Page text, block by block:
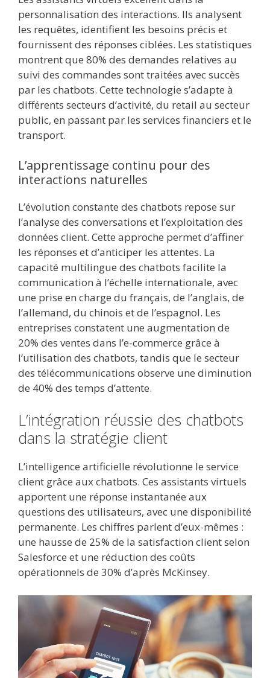
personnalisation des interactions. Ils analysent
les requêtes, identifient les besoins précis et
fournissent des réponses ciblées. Les statistiques
montrent que 80% des demandes relatives au
suivi des commandes sont traitées avec succès
par les chatbots. Cette technologie s’adapte à
différents secteurs d’activité, du retail au secteur
public, en passant par les services financiers et le
transport.
L’apprentissage continu pour des
interactions naturelles
L’évolution constante des chatbots repose sur
l’analyse des conversations et l’exploitation des
données client. Cette approche permet d’affiner
les réponses et d’anticiper les attentes. La
capacité multilingue des chatbots facilite la
communication à l’échelle internationale, avec
une prise en charge du français, de l’anglais, de
l’allemand, du chinois et de l’espagnol. Les
entreprises constatent une augmentation de
20% des ventes dans l’e-commerce grâce à
l’utilisation des chatbots, tandis que le secteur
des télécommunications observe une diminution
de 40% des temps d’attente.
L’intégration réussie des chatbots
dans la stratégie client
L’intelligence artificielle révolutionne le service
client grâce aux chatbots. Ces assistants virtuels
apportent une réponse instantanée aux
questions des utilisateurs, avec une disponibilité
permanente. Les chiffres parlent d’eux-mêmes :
une hausse de 25% de la satisfaction client selon
Salesforce et une réduction des coûts
opérationnels de 30% d’après McKinsey.